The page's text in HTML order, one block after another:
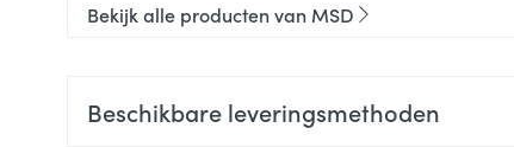
Bekijk alle producten van MSD
Beschikbare leveringsmethoden